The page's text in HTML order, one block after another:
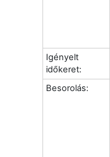
Igényelt
időkeret:
Besorolás: